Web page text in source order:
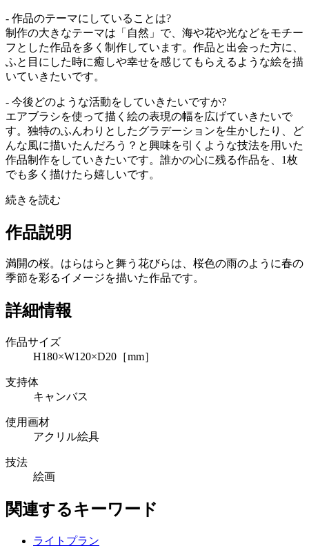
- 作品のテーマにしていることは?
制作の大きなテーマは「自然」で、海や花や光などをモチー
フとした作品を多く制作しています。作品と出会った方に、
ふと目にした時に癒しや幸せを感じてもらえるような絵を描
いていきたいです。
- 今後どのような活動をしていきたいですか?
エアブラシを使って描く絵の表現の幅を広げていきたいで
す。独特のふんわりとしたグラデーションを生かしたり、ど
んな風に描いたんだろう？と興味を引くような技法を用いた
作品制作をしていきたいです。誰かの心に残る作品を、1枚
でも多く描けたら嬉しいです。
続きを読む
作品説明
満開の桜。はらはらと舞う花びらは、桜色の雨のように春の
季節を彩るイメージを描いた作品です。
詳細情報
作品サイズ
H180×W120×D20［mm］
支持体
キャンバス
使用画材
アクリル絵具
技法
絵画
関連するキーワード
ライトプラン